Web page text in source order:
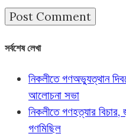
সর্বশেষ লেখা
নিকলীতে গণঅভ্যুত্থান
আলোচনা সভা
নিকলীতে গণহত্যার
গণমিছিল